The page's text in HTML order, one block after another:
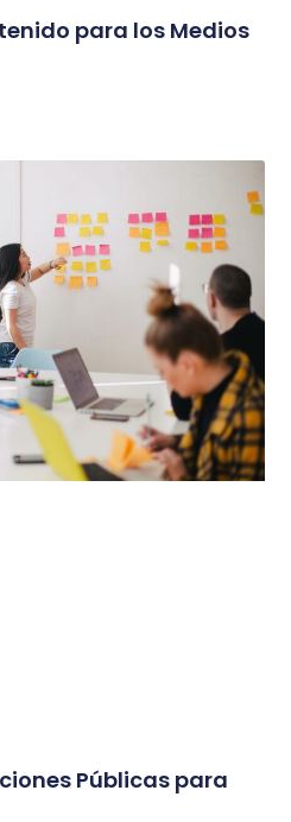
para los Medios
Públicas para